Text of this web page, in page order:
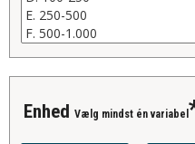
Enhed Vælg mindst én variabel